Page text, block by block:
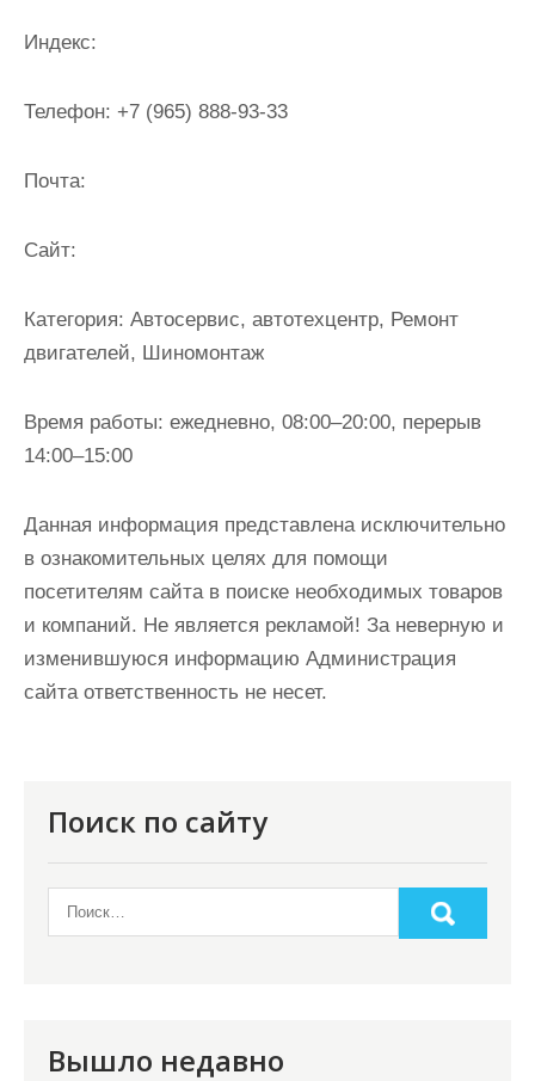
Индекс:
Телефон: +7 (965) 888-93-33
Почта:
Cайт:
Категория: Автосервис, автотехцентр, Ремонт
двигателей, Шиномонтаж
Время работы: ежедневно, 08:00–20:00, перерыв
14:00–15:00
Данная информация представлена исключительно
в ознакомительных целях для помощи
посетителям сайта в поиске необходимых товаров
и компаний. Не является рекламой! За неверную и
изменившуюся информацию Администрация
сайта ответственность не несет.
Поиск по сайту
Вышло недавно